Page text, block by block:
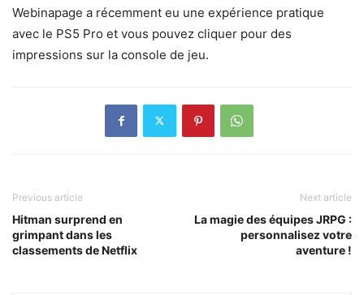
Webinapage a récemment eu une expérience pratique
avec le PS5 Pro et vous pouvez cliquer pour des
impressions sur la console de jeu.
Previous article
Hitman surprend en
grimpant dans les
classements de Netflix
Next article
La magie des équipes JRPG :
personnalisez votre
aventure !